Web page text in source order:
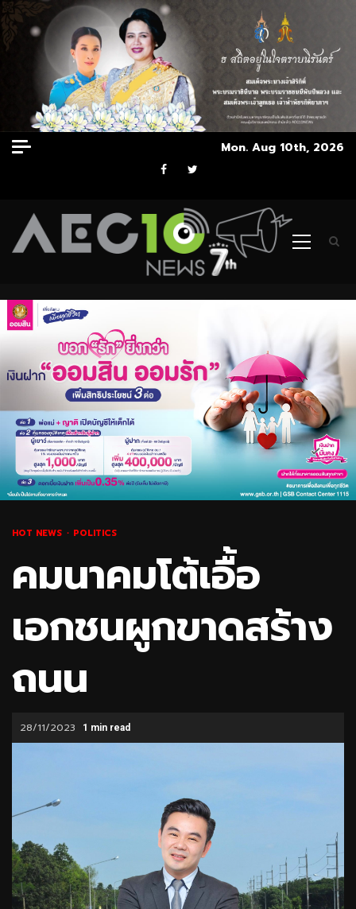
Skip
to
Mon. Aug 10th, 2026
Facebook
Twitter
Primary
HOT NEWS POLITICS
คมนาคมโต้เอื้อ
เอกชนผูกขาดสร้าง
ถนน
28/11/2023 1 min read